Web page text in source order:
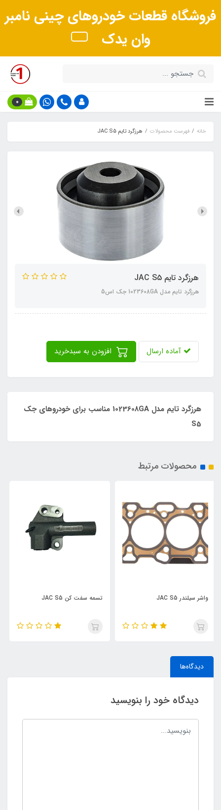
فروشگاه قطعات خودروهای چینی نامبر
وان یدک
0
خانه فهرست محصولات هرزگرد تایم JAC S5
هرزگرد تایم JAC S5
هرزگرد تایم مدل 1023608GA جک اس5
آماده ارسال
هرزگرد تایم مدل 1023608GA مناسب برای خودروهای جک
S5
محصولات مرتبط
تسمه سفت کن JAC S5 دیسک و صفحه JAC S5 فنردار
دیدگاه‌ها
دیدگاه خود را بنویسید